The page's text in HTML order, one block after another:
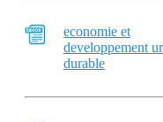
economie et
developpement
durable